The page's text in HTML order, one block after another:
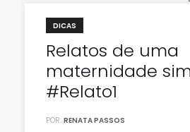
DICAS
Relatos de uma
maternidade
#Relato1
POR: RENATA PASSOS